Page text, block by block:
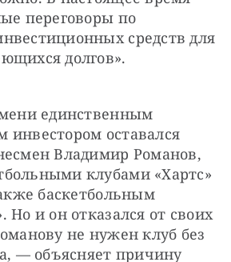
переговоры по
средств для
долгов».
единственным
оставался
Владимир Романов,
клубами «Хартс»
баскетбольным
Но и он отказался от своих
не нужен клуб без
— объясняет причину